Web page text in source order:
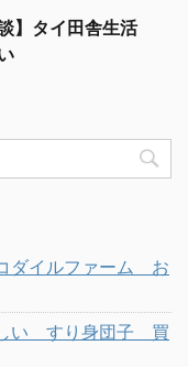
】タイ田舎生活
イルファーム お
い すり身団子 買